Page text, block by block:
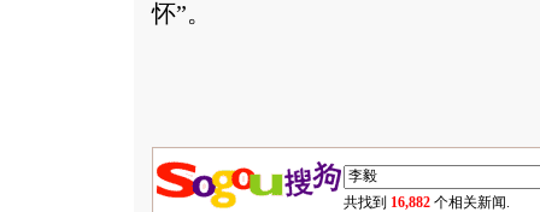
怀”。
共找到 16,882 个相关新闻.